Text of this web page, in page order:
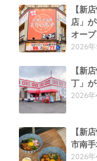
【新
店」
オープ
2026
【新
丁」
2026
【新
市南
2026年